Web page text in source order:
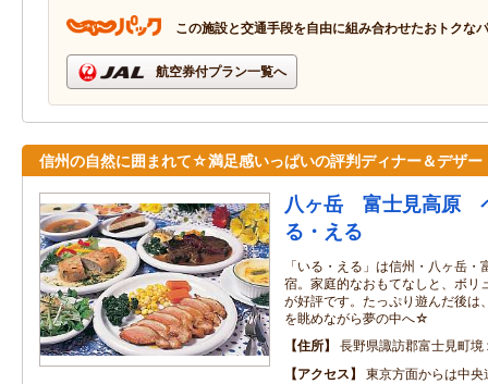
この施設と交通手段を自由に組み合わせたおトクな
航空券付プラン一覧へ
信州の自然に囲まれて☆満足感いっぱいの評判ディナー＆デザー
八ヶ岳 富士見高原
る・える
「いる・える」は信州・八ヶ岳
宿。家庭的なおもてなしと、ボリ
が好評です。たっぷり遊んだ後は
を眺めながら夢の中へ☆
住所
長野県諏訪郡富士見町
アクセス
東京方面からは中